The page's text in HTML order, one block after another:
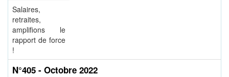
Salaires,
retraites,
amplifions le
rapport de force
!
N°405 - Octobre 2022